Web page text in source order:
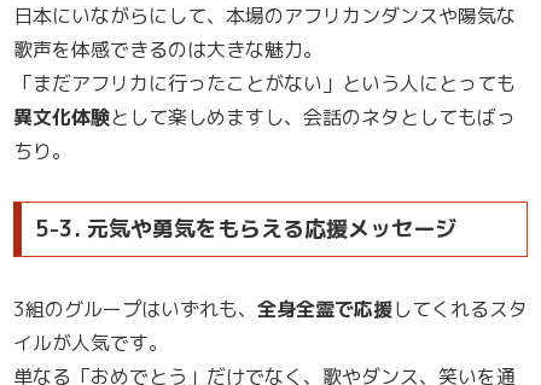
日本にいながらにして、本場のアフリカンダンスや陽気な
歌声を体感できるのは大きな魅力。
「まだアフリカに行ったことがない」という人にとっても
異文化体験として楽しめますし、会話のネタとしてもばっ
ちり。
5-3. 元気や勇気をもらえる応援メッセージ
3組のグループはいずれも、 全身全霊で応援してくれるスタ
イルが人気です。
単なる「おめでとう」だけでなく、歌やダンス、笑いを通